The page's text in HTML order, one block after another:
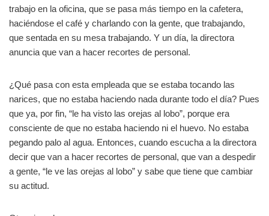
trabajo en la oficina, que se pasa más tiempo en la cafetera,
haciéndose el café y charlando con la gente, que trabajando,
que sentada en su mesa trabajando. Y un día, la directora
anuncia que van a hacer recortes de personal.
¿Qué pasa con esta empleada que se estaba tocando las
narices, que no estaba haciendo nada durante todo el día? Pues
que ya, por fin, “le ha visto las orejas al lobo”, porque era
consciente de que no estaba haciendo ni el huevo. No estaba
pegando palo al agua. Entonces, cuando escucha a la directora
decir que van a hacer recortes de personal, que van a despedir
a gente, “le ve las orejas al lobo” y sabe que tiene que cambiar
su actitud.